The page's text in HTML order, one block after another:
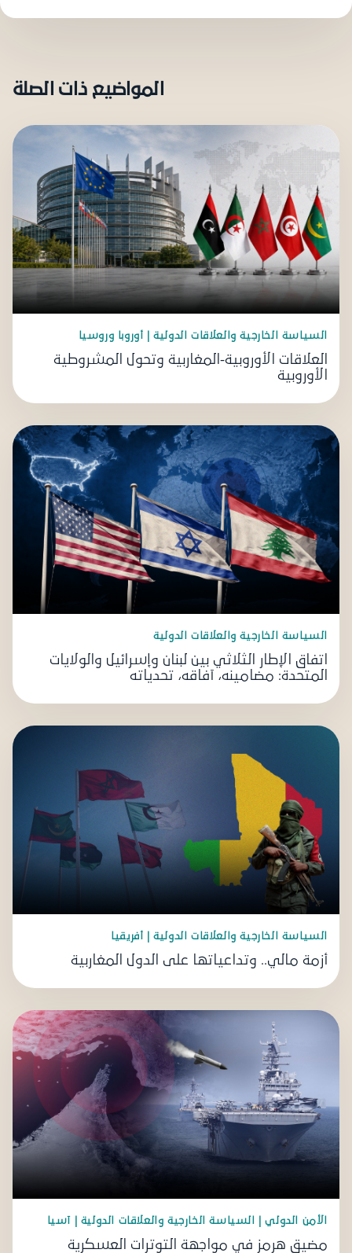
المواضيع ذات الصلة
السياسة الخارجية والعلاقات الدولية | أوروبا وروسيا
العلاقات الأوروبية-المغاربية وتحول المشروطية
الأوروبية
السياسة الخارجية والعلاقات الدولية
اتفاق الإطار الثلاثي بين لبنان وإسرائيل والولايات
المتحدة: مضامينه، آفاقه، تحدياته
السياسة الخارجية والعلاقات الدولية | أفريقيا
أزمة مالي.. وتداعياتها على الدول المغاربية
الأمن الدولي | السياسة الخارجية والعلاقات الدولية | آسيا
مضيق هرمز في مواجهة التوترات العسكرية